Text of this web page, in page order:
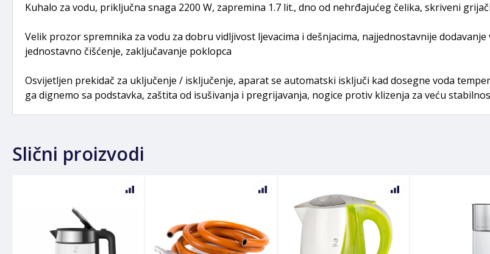
Kuhalo za vodu, priključna snaga 2200 W, zapremina 1.7 lit., dno od nehrđajućeg čelika, skriveni
Velik prozor spremnika za vodu za dobru vidljivost ljevacima i dešnjacima, najjednostavnije
jednostavno čišćenje, zaključavanje poklopca
Osvijetljen prekidač za uključenje / isključenje, aparat se automatski isključi kad dosegne voda
ga dignemo sa podstavka, zaštita od isušivanja i pregrijavanja, nogice protiv klizenja za veću
Slični proizvodi